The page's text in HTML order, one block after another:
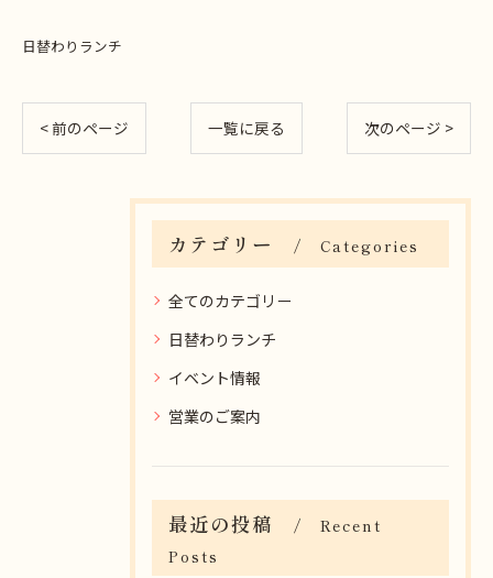
日替わりランチ
< 前のページ 一覧に戻る 次のページ >
カテゴリー Categories
全てのカテゴリー
日替わりランチ
イベント情報
営業のご案内
最近の投稿
Recent
Posts